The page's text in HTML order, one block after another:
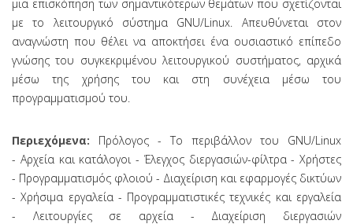
μια επισκόπηση των σημαντικότερων θεμάτων που σχετίζονται
με το λειτουργικό σύστημα GNU/Linux. Απευθύνεται στον
αναγνώστη που θέλει να αποκτήσει ένα ουσιαστικό επίπεδο
γνώσης του συγκεκριμένου λειτουργικού συστήματος, αρχικά
μέσω της χρήσης του και στη συνέχεια μέσω του
προγραμματισμού του.
Περιεχόμενα: Πρόλογος - Το περιβάλλον του GNU/Linux
- Αρχεία και κατάλογοι - Έλεγχος διεργασιών-φίλτρα - Χρήστες
- Προγραμματισμός φλοιού - Διαχείριση και εφαρμογές δικτύων
- Χρήσιμα εργαλεία - Προγραμματιστικές τεχνικές και εργαλεία
- Λειτουργίες σε αρχεία - Διαχείριση διεργασιών